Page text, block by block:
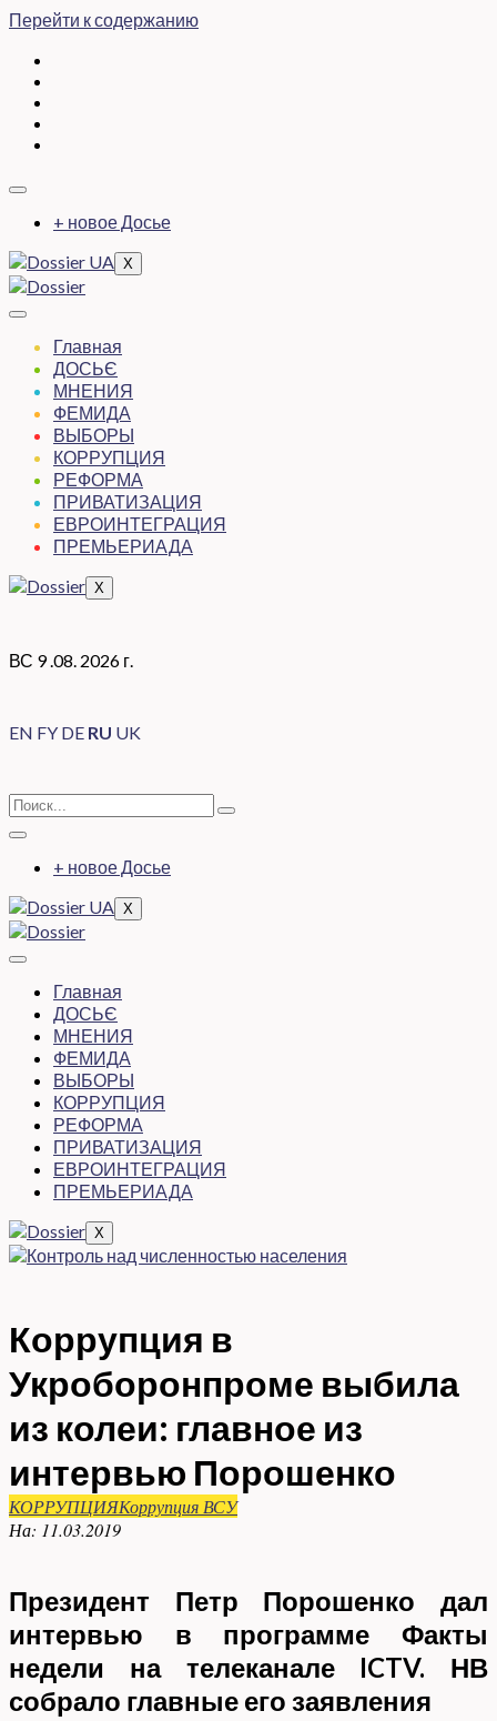
Перейти к содержанию
+ новое Досье
X
Главная
ДОСЬЄ
МНЕНИЯ
ФЕМИДА
ВЫБОРЫ
КОРРУПЦИЯ
РЕФОРМА
ПРИВАТИЗАЦИЯ
ЕВРОИНТЕГРАЦИЯ
ПРЕМЬЕРИАДА
X
ВС 9 .08. 2026 г.
EN FY DE RU UK
+ новое Досье
X
Главная
ДОСЬЄ
МНЕНИЯ
ФЕМИДА
ВЫБОРЫ
КОРРУПЦИЯ
РЕФОРМА
ПРИВАТИЗАЦИЯ
ЕВРОИНТЕГРАЦИЯ
ПРЕМЬЕРИАДА
X
Коррупция в
Укроборонпроме выбила
из колеи: главное из
интервью Порошенко
КОРРУПЦИЯКоррупция ВСУ
На: 11.03.2019
Президент Петр Порошенко дал
интервью в программе Факты
недели на телеканале ICTV. НВ
собрало главные его заявления